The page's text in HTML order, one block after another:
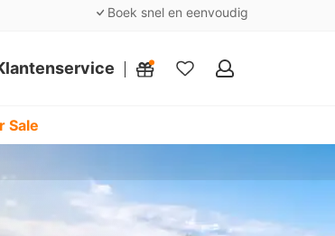
Boek snel en eenvoudig
Mijn
Sale